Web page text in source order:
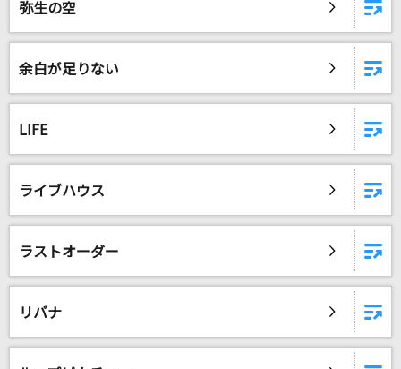
弥生の空
余白が足りない
LIFE
ライブハウス
ラストオーダー
リバナ